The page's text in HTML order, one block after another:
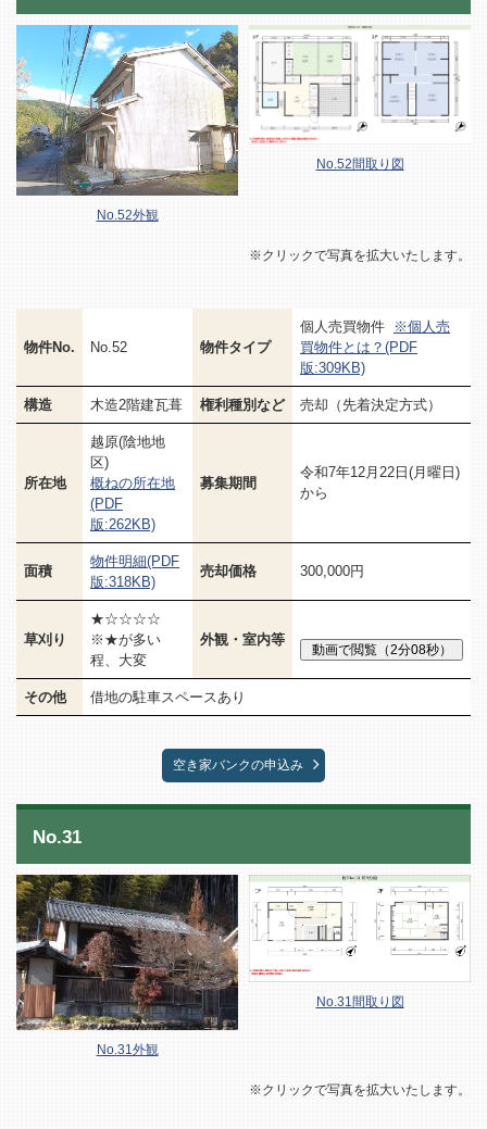
No.52外観
No.52間取り図
※クリックで写真を拡大いたします。
物件No. No.52 物件タイプ
個人売買物件
※個人売
買物件とは？(PDF
版:309KB)
構造 木造2階建瓦葺 権利種別など 売却（先着決定方式）
所在地
越原(陰地地
区)
概ねの所在地
(PDF
版:262KB)
募集期間
令和7年12月22日(月曜日)
から
面積
物件明細(PDF
版:318KB)
売却価格 300,000円
草刈り
★☆☆☆☆
※★が多い
程、大変
外観・室内等
その他 借地の駐車スペースあり
空き家バンクの申込み
No.31
No.31外観
No.31間取り図
※クリックで写真を拡大いたします。